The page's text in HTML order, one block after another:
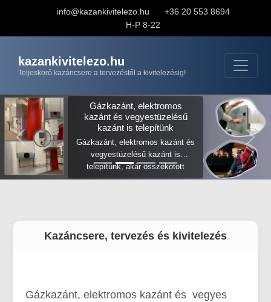
info@kazankivitelezo.hu
+36 20 553 8694
H-P 8-22
kazankivitelezo.hu
Teljeskörő kazáncsere a tervezéstől a kivitelezésig!
Gázkazánt, elektromos
kazánt és vegyestüzelésű
kazánt is telepítünk
Gázkazánt, elektromos kazánt és
vegyestüzelésű kazánt is
telepítünk, akár összekötött
rendszerrel, váltott működéssel,
Kazáncsere, tervezés és kivitelezés
Gázkazánt, elektromos kazánt és vegyes